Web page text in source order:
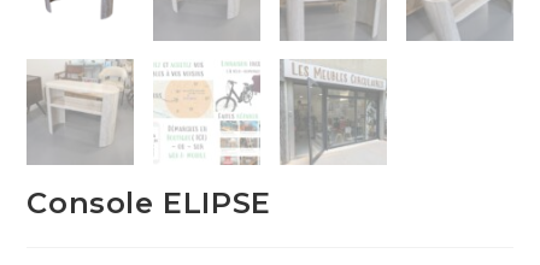
Console ELIPSE